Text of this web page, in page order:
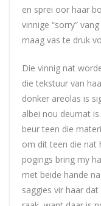
en sprei oor haar
vinnige “sorry”
maag vas te druk
Die vinnig nat
die tekstuur van
donker areolas is
albei nou deurnat
beur teen die
om dit teen die nat
pogings bring my
met beide hande
saggies vir haar